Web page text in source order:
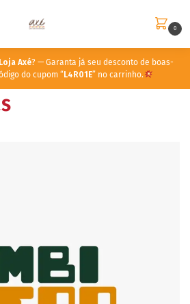
0
Loja Axé? — Garanta já seu desconto de boas-
do cupom “ L4R01E” no carrinho.